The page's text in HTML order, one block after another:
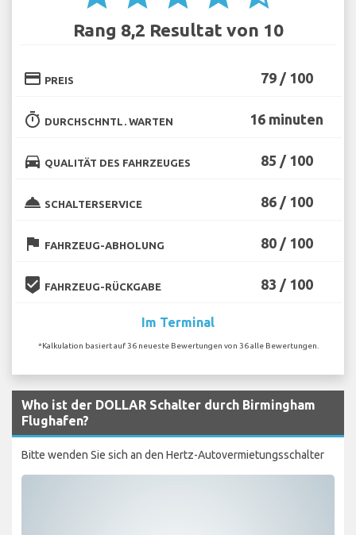
Rang 8,2 Resultat von 10
credit_card PREIS 79 / 100
timer DURCHSCHNTL. WARTEN 16 minuten
directions_car QUALITÄT DES FAHRZEUGES 85 / 100
room_service SCHALTERSERVICE 86 / 100
flag FAHRZEUG-ABHOLUNG 80 / 100
beenhere FAHRZEUG-RÜCKGABE 83 / 100
Im Terminal
*Kalkulation basiert auf 36 neueste Bewertungen von 36 alle Bewertungen.
Who ist der DOLLAR Schalter durch Birmingham
Flughafen?
Bitte wenden Sie sich an den Hertz-Autovermietungsschalter